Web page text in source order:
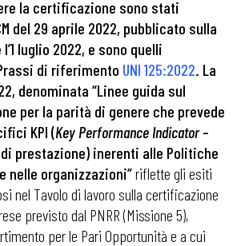
la certificazione sono stati
del 29 aprile 2022, pubblicato sulla
luglio 2022, e sono quelli
di riferimento UNI 125:2022. La
denominata “Linee guida sul
per la parità di genere che prevede
KPI (Key Performance Indicator–
prestazione) inerenti alle Politiche
nelle organizzazioni”riflette gli esiti
nel Tavolo di lavoro sulla certificazione
previsto dal PNRR (Missione 5),
per le Pari Opportunità e a cui